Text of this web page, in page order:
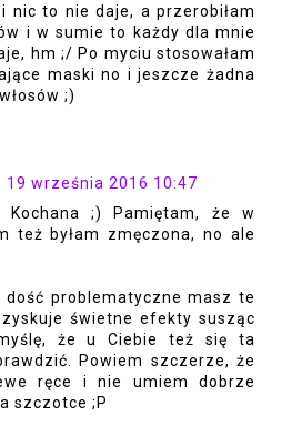
nic to nie daje, a przerobiłam
i w sumie to każdy dla mnie
hm ;/ Po myciu stosowałam
maski no i jeszcze żadna
;)
19 września 2016 10:47
Kochana ;) Pamiętam, że w
też byłam zmęczona, no ale
problematyczne masz te
świetne efekty susząc
że u Ciebie też się ta
Powiem szczerze, że
ręce i nie umiem dobrze
szczotce ;P